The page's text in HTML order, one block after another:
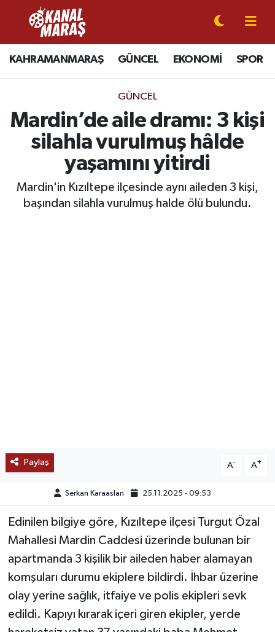
KAHRAMANMARAŞ GÜNCEL EKONOMİ SPOR
GÜNCEL
Mardin’de aile dramı: 3 kişi
silahla vurulmuş hâlde
yaşamını yitirdi
Mardin'in Kızıltepe ilçesinde aynı aileden 3 kişi,
başından silahla vurulmuş halde ölü bulundu.
Paylaş A- A+
Serkan Karaaslan 25.11.2025 - 09:53
Edinilen bilgiye göre, Kızıltepe ilçesi Turgut Özal
Mahallesi Mardin Caddesi üzerinde bulunan bir
apartmanda 3 kişilik bir aileden haber alamayan
komşuları durumu ekiplere bildirdi. İhbar üzerine
olay yerine sağlık, itfaiye ve polis ekipleri sevk
edildi. Kapıyı kırarak içeri giren ekipler, yerde
CANLI YAYIN
KAHRAMANMARAŞ
GÜNCEL
SPOR
SİYASET
EKONOMİ
DÜNYA
MEDYA
OTOMOTİV
TEKNOLOJİ
YAŞAM
Kahramanmaraş Nöbetçi Eczaneler
Kahramanmaraş Hava Durumu
Kahramanmaraş Namaz Vakitleri
Kahramanmaraş Trafik Yoğunluk Haritası
Süper Lig Puan Durumu ve Fikstür
Tüm Manşetler